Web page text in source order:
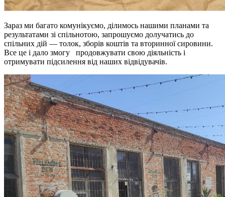
Зараз ми багато комунікуємо, ділимось нашими планами та
результатами зі спільнотою, запрошуємо долучатись до
спільних дій — толок, зборів коштів та вторинної сировини.
Все це і дало змогу продовжувати свою діяльність і
отримувати підсилення від наших відвідувачів.